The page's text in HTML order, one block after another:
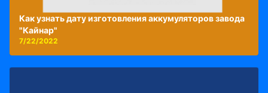
Как узнать дату изготовления аккумуляторов завода
"Кайнар"
7/22/2022